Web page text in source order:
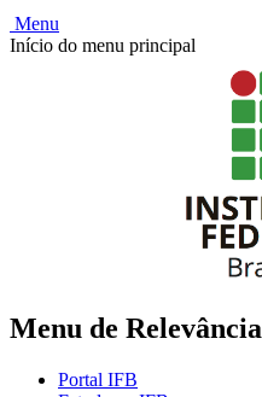
Menu
Início do menu principal
Menu de Relevância
Portal IFB